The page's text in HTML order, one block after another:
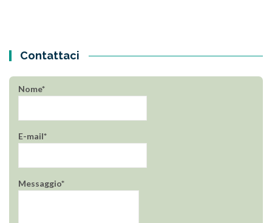
Contattaci
Nome*
E-mail*
Messaggio*